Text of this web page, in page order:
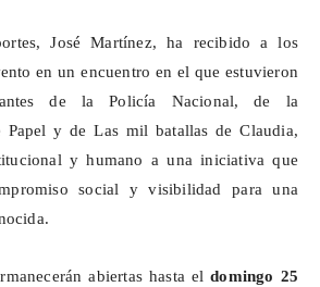
José Martínez, ha recibido a los
en un encuentro en el que estuvieron
de la Policía Nacional, de la
Papel y de Las mil batallas de Claudia,
y humano a una iniciativa que
social y visibilidad para una
abiertas hasta eldomingo 25